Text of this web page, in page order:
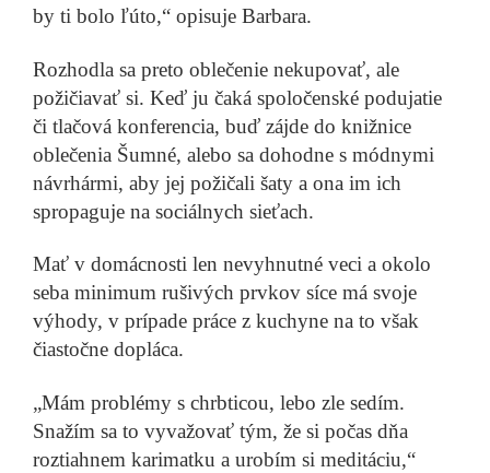
Juraj Oravec Žiaci sa šikanovali, dnes si pomáhajú. Pomohlo sedem
Ján Hrabovský Prievidzskej firme sa podaril zázrak. Uznáva ju
by ti bolo ľúto,“ opisuje Barbara.
Rozhodla sa preto oblečenie nekupovať, ale
požičiavať si. Keď ju čaká spoločenské podujatie
či tlačová konferencia, buď zájde do knižnice
oblečenia Šumné, alebo sa dohodne s módnymi
návrhármi, aby jej požičali šaty a ona im ich
spropaguje na sociálnych sieťach.
Mať v domácnosti len nevyhnutné veci a okolo
seba minimum rušivých prvkov síce má svoje
výhody, v prípade práce z kuchyne na to však
čiastočne dopláca.
„Mám problémy s chrbticou, lebo zle sedím.
Snažím sa to vyvažovať tým, že si počas dňa
roztiahnem karimatku a urobím si meditáciu,“